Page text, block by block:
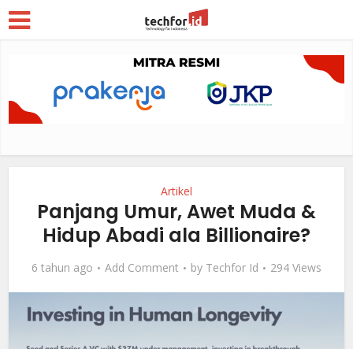
Artikel
Panjang Umur, Awet Muda &
Hidup Abadi ala Billionaire?
6 tahun ago Add Comment by Techfor Id 294 Views